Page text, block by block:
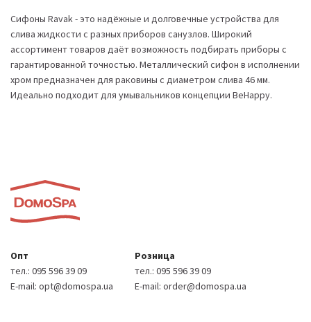
Сифоны Ravak - это надёжные и долговечные устройства для
слива жидкости с разных приборов санузлов. Широкий
ассортимент товаров даёт возможность подбирать приборы с
гарантированной точностью. Металлический сифон в исполнении
хром предназначен для раковины с диаметром слива 46 мм.
Идеально подходит для умывальников концепции BeHappy.
Опт
тел.: 095 596 39 09
E-mail: opt@domospa.ua
Розница
тел.: 095 596 39 09
E-mail: order@domospa.ua